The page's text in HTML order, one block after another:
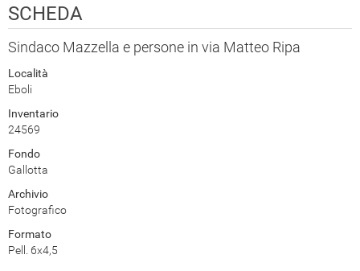
SCHEDA
Sindaco Mazzella e persone in via Matteo Ripa
Località
Eboli
Inventario
24569
Fondo
Gallotta
Archivio
Fotografico
Formato
Pell. 6x4,5